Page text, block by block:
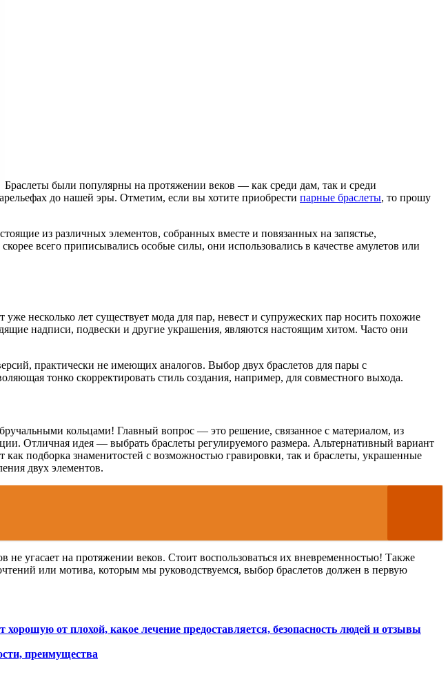
Браслеты были популярны на протяжении веков — как среди дам, так и среди
до нашей эры. Отметим, если вы хотите приобрести парные браслеты, то прошу
из различных элементов, собранных вместе и повязанных на запястье,
всего приписывались особые силы, они использовались в качестве амулетов или
несколько лет существует мода для пар, невест и супружеских пар носить похожие
надписи, подвески и другие украшения, являются настоящим хитом. Часто они
практически не имеющих аналогов. Выбор двух браслетов для пары с
тонко скорректировать стиль создания, например, для совместного выхода.
кольцами! Главный вопрос — это решение, связанное с материалом, из
Отличная идея — выбрать браслеты регулируемого размера. Альтернативный вариант
подборка знаменитостей с возможностью гравировки, так и браслеты, украшенные
двух элементов.
угасает на протяжении веков. Стоит воспользоваться их вневременностью! Также
или мотива, которым мы руководствуемся, выбор браслетов должен в первую
от плохой, какое лечение предоставляется, безопасность людей и отзывы
преимущества